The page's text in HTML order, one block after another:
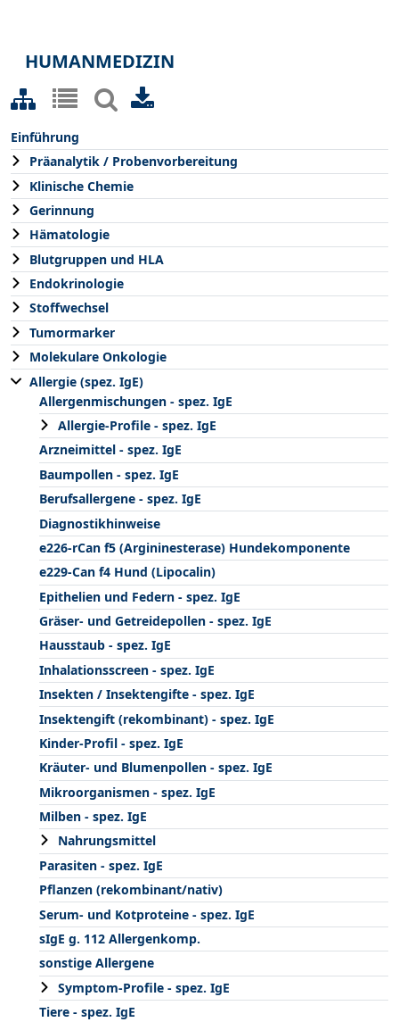
HUMANMEDIZIN
Einführung
Präanalytik / Probenvorbereitung
Klinische Chemie
Gerinnung
Hämatologie
Blutgruppen und HLA
Endokrinologie
Stoffwechsel
Tumormarker
Molekulare Onkologie
Allergie (spez. IgE)
Allergenmischungen - spez. IgE
Allergie-Profile - spez. IgE
Arzneimittel - spez. IgE
Baumpollen - spez. IgE
Berufsallergene - spez. IgE
Diagnostikhinweise
e226-rCan f5 (Argininesterase) Hundekomponente
e229-Can f4 Hund (Lipocalin)
Epithelien und Federn - spez. IgE
Gräser- und Getreidepollen - spez. IgE
Hausstaub - spez. IgE
Inhalationsscreen - spez. IgE
Insekten / Insektengifte - spez. IgE
Insektengift (rekombinant) - spez. IgE
Kinder-Profil - spez. IgE
Kräuter- und Blumenpollen - spez. IgE
Mikroorganismen - spez. IgE
Milben - spez. IgE
Nahrungsmittel
Parasiten - spez. IgE
Pflanzen (rekombinant/nativ)
Serum- und Kotproteine - spez. IgE
sIgE g. 112 Allergenkomp.
sonstige Allergene
Symptom-Profile - spez. IgE
Tiere - spez. IgE